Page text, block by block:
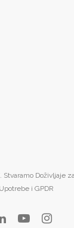
Doživljaje
i GPDR